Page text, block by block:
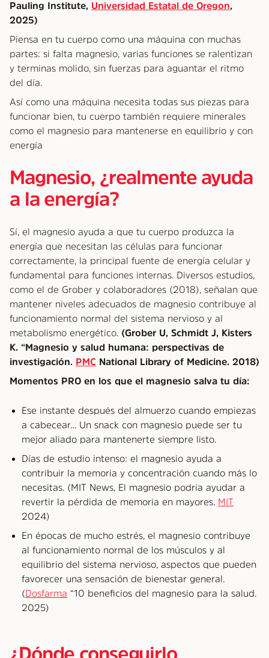
Pauling Institute, Universidad Estatal de Oregon,
2025)
Piensa en tu cuerpo como una máquina con muchas
partes: si falta magnesio, varias funciones se ralentizan
y terminas molido, sin fuerzas para aguantar el ritmo
del día.
Así como una máquina necesita todas sus piezas para
funcionar bien, tu cuerpo también requiere minerales
como el magnesio para mantenerse en equilibrio y con
energía
Magnesio, ¿realmente ayuda
a la energía?
Sí, el magnesio ayuda a que tu cuerpo produzca la
energía que necesitan las células para funcionar
correctamente, la principal fuente de energía celular y
fundamental para funciones internas. Diversos estudios,
como el de Grober y colaboradores (2018), señalan que
mantener niveles adecuados de magnesio contribuye al
funcionamiento normal del sistema nervioso y al
metabolismo energético. (Grober U, Schmidt J, Kisters
K. “Magnesio y salud humana: perspectivas de
investigación. PMC National Library of Medicine. 2018)
Momentos PRO en los que el magnesio salva tu día:
Ese instante después del almuerzo cuando empiezas
a cabecear… Un snack con magnesio puede ser tu
mejor aliado para mantenerte siempre listo.
Días de estudio intenso: el magnesio ayuda a
contribuir la memoria y concentración cuando más lo
necesitas. (MIT News, El magnesio podría ayudar a
revertir la pérdida de memoria en mayores. MIT
2024)
En épocas de mucho estrés, el magnesio contribuye
al funcionamiento normal de los músculos y al
equilibrio del sistema nervioso, aspectos que pueden
favorecer una sensación de bienestar general.
(Dosfarma “10 beneficios del magnesio para la salud.
2025)
¿Dónde conseguirlo